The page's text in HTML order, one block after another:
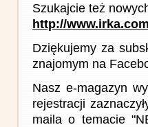
Szukajcie też
http://
Dziękujemy za
znajomym na
Nasz e-magazyn
rejestracji
maila o temacie